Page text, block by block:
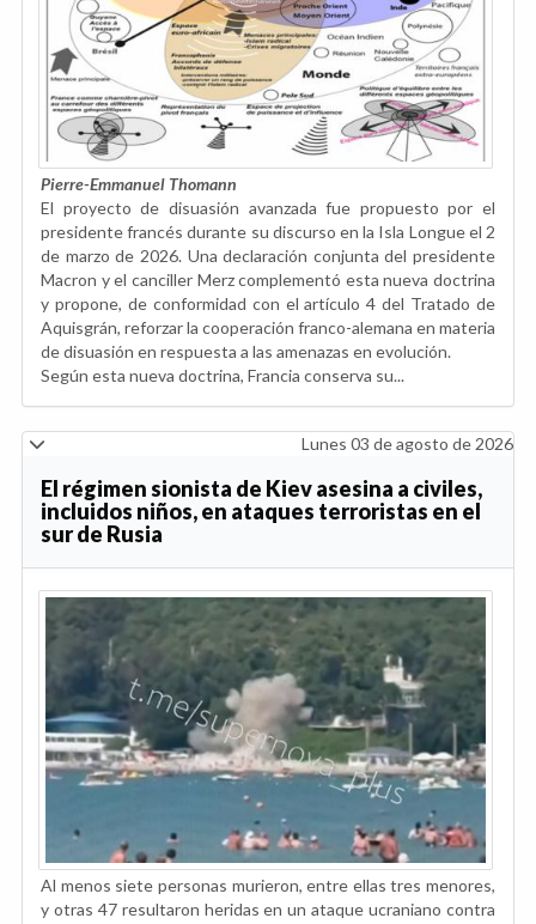
Pierre-Emmanuel Thomann
El proyecto de disuasión avanzada fue propuesto por el
presidente francés durante su discurso en la Isla Longue el 2
de marzo de 2026. Una declaración conjunta del presidente
Macron y el canciller Merz complementó esta nueva doctrina
y propone, de conformidad con el artículo 4 del Tratado de
Aquisgrán, reforzar la cooperación franco-alemana en materia
de disuasión en respuesta a las amenazas en evolución.
Según esta nueva doctrina, Francia conserva su...
Lunes 03 de agosto de 2026
El régimen sionista de Kiev asesina a civiles,
incluidos niños, en ataques terroristas en el
sur de Rusia
Al menos siete personas murieron, entre ellas tres menores,
y otras 47 resultaron heridas en un ataque ucraniano contra